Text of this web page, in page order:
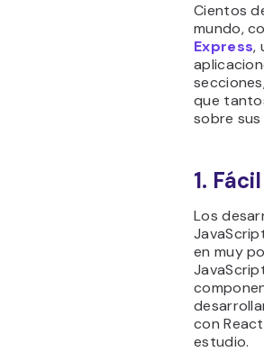
Cientos
mundo,
Express,
que
sobre
1.
Los
en muy
con
estudio.